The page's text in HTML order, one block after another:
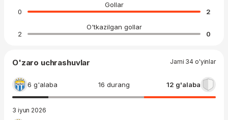
Gollar
0
2
O'tkazilgan gollar
2
0
O'zaro uchrashuvlar Jami 34 o'yinlar
6 g'alaba 16 durang 12 g'alaba
3 iyun 2026